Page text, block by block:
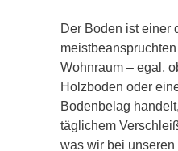
Der Boden ist einer
Wohnraum – egal,
Holzboden oder
Bodenbelag
täglichem
was wir bei unseren